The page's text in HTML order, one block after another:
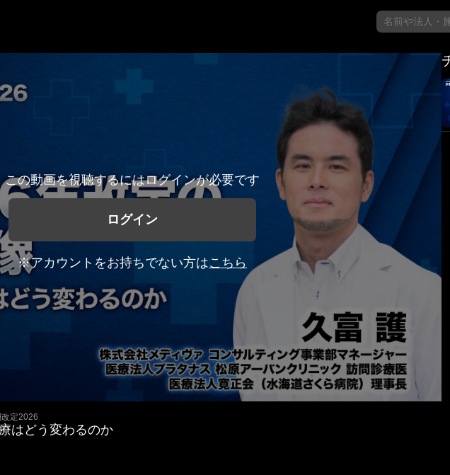
この動画を視聴するにはログインが必要です
ログイン
※アカウントをお持ちでない方はこちら
定2026
はどう変わるのか